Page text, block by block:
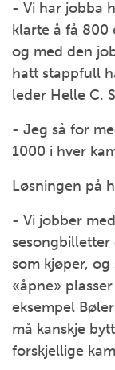
- Vi har jobba
klarte å få 800
og med den
hatt stappfull
leder Helle C.
- Jeg så for
1000 i hver
Løsningen på
- Vi jobber
som kjøper, og
«åpne»
eksempel
må kanskje
forskjellige